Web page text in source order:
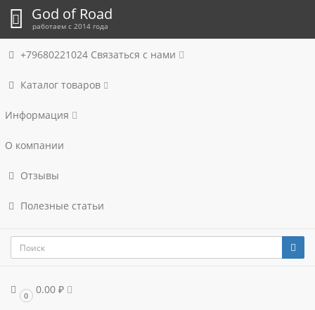
God of Road
работаем с 2014 года
+79680221024 Связаться с нами
Каталог товаров
Информация
О компании
Отзывы
Полезные статьи
0 0.00 ₽